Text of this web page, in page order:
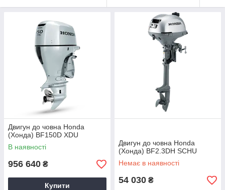
комфортабельні й потужні підвісні мотори, створені з
властивим нашій компанії прагненням до досконалості. У
1964 році компанія Honda винайшла перший у світі
чотиритактний підвісний мотор. І тепер, більш ніж через сорок
років, ми пропонуємо найбільший вибір чотиритактних
підвісних моторів у світі. Оцініть увесь діапазон наших
продуктів і виберіть підвісний мотор Honda, який
щонайкраще підходить саме вам!
Двигун до човна Honda
(Хонда) BF150D XDU
В наявності
956 640 ₴
Купити
Двигун до човна Honda
(Хонда) BF2.3DH SCHU
Немає в наявності
54 030 ₴